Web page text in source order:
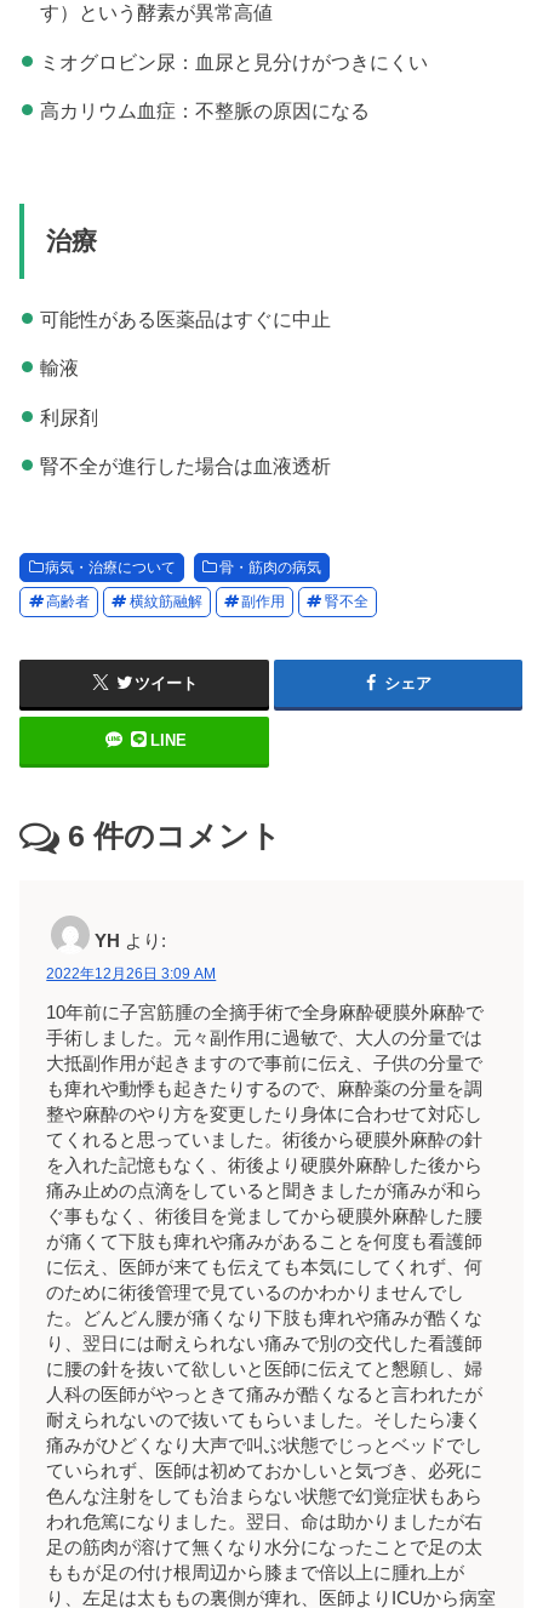
す）という酵素が異常高値
ミオグロビン尿：血尿と見分けがつきにくい
高カリウム血症：不整脈の原因になる
治療
可能性がある医薬品はすぐに中止
輸液
利尿剤
腎不全が進行した場合は血液透析
病気・治療について 骨・筋肉の病気
高齢者 横紋筋融解 副作用 腎不全
ツイート シェア
LINE
6 件のコメント
YH より:
2022年12月26日 3:09 AM
10年前に子宮筋腫の全摘手術で全身麻酔硬膜外麻酔で
手術しました。元々副作用に過敏で、大人の分量では
大抵副作用が起きますので事前に伝え、子供の分量で
も痺れや動悸も起きたりするので、麻酔薬の分量を調
整や麻酔のやり方を変更したり身体に合わせて対応し
てくれると思っていました。術後から硬膜外麻酔の針
を入れた記憶もなく、術後より硬膜外麻酔した後から
痛み止めの点滴をしていると聞きましたが痛みが和ら
ぐ事もなく、術後目を覚ましてから硬膜外麻酔した腰
が痛くて下肢も痺れや痛みがあることを何度も看護師
に伝え、医師が来ても伝えても本気にしてくれず、何
のために術後管理で見ているのかわかりませんでし
た。どんどん腰が痛くなり下肢も痺れや痛みが酷くな
り、翌日には耐えられない痛みで別の交代した看護師
に腰の針を抜いて欲しいと医師に伝えてと懇願し、婦
人科の医師がやっときて痛みが酷くなると言われたが
耐えられないので抜いてもらいました。そしたら凄く
痛みがひどくなり大声で叫ぶ状態でじっとベッドでし
ていられず、医師は初めておかしいと気づき、必死に
色んな注射をしても治まらない状態で幻覚症状もあら
われ危篤になりました。翌日、命は助かりましたが右
足の筋肉が溶けて無くなり水分になったことで足の太
ももが足の付け根周辺から膝まで倍以上に腫れ上が
り、左足は太ももの裏側が痺れ、医師よりICUから病室